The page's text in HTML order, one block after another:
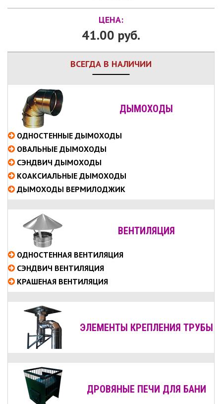
ЦЕНА:
41.00 руб.
ВСЕГДА В НАЛИЧИИ
ДЫМОХОДЫ
ОДНОСТЕННЫЕ ДЫМОХОДЫ
ОВАЛЬНЫЕ ДЫМОХОДЫ
СЭНДВИЧ ДЫМОХОДЫ
КОАКСИАЛЬНЫЕ ДЫМОХОДЫ
ДЫМОХОДЫ ВЕРМИЛОДЖИК
ВЕНТИЛЯЦИЯ
ОДНОСТЕННАЯ ВЕНТИЛЯЦИЯ
СЭНДВИЧ ВЕНТИЛЯЦИЯ
КРАШЕНАЯ ВЕНТИЛЯЦИЯ
ЭЛЕМЕНТЫ КРЕПЛЕНИЯ ТРУБЫ
ДРОВЯНЫЕ ПЕЧИ ДЛЯ БАНИ